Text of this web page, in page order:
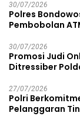
30/07/2026
Polres
Pembobolan
30/07/2026
Promosi Judi
Ditressiber
27/07/2026
Polri
Pelanggaran